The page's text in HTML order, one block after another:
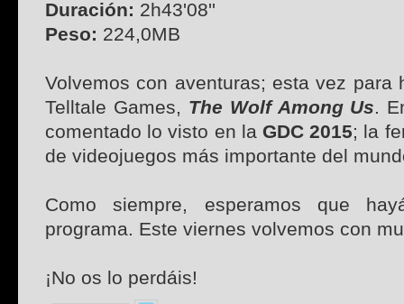
Duración: 2h43'08''
Peso: 224,0MB
Volvemos con aventuras; esta vez para
Telltale Games, The Wolf Among Us.
comentado lo visto en la GDC 2015; la
de videojuegos más importante del
Como siempre, esperamos que
programa. Este viernes volvemos con
¡No os lo perdáis!